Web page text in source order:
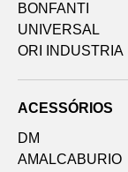
BONFANTI
UNIVERSAL
ORI INDUSTRIA
ACESSÓRIOS
DM
AMALCABURIO